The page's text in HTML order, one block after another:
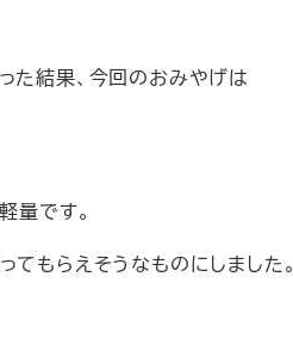
た結果、今回のおみやげは
量です。
もらえそうなものにしました。